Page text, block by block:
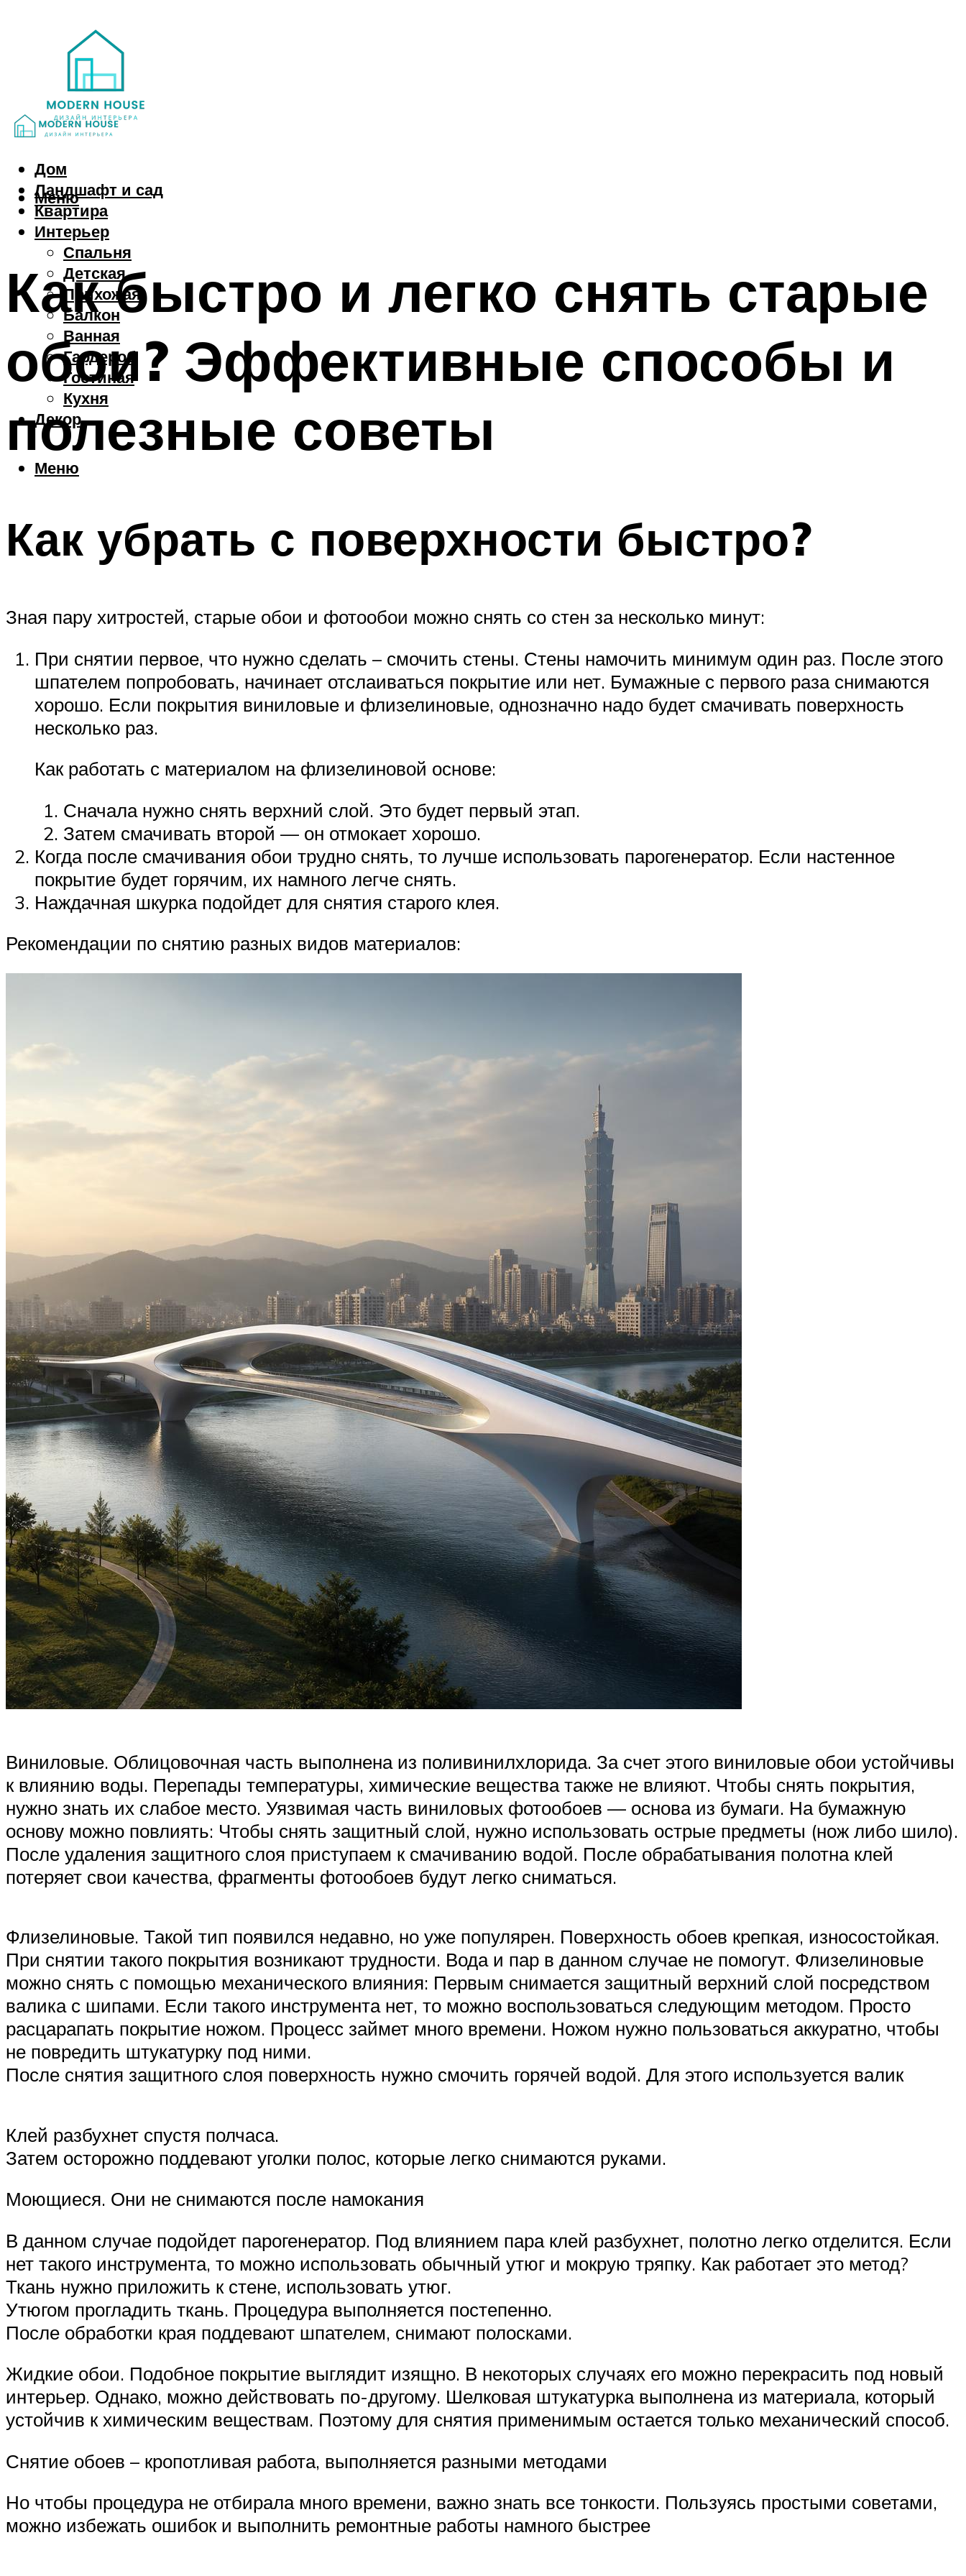
Дом
Ландшафт и сад
Квартира
Интерьер
Спальня
Детская
Прихожая
Балкон
Ванная
Гардероб
Гостиная
Кухня
Декор
Меню
Меню
Как быстро и легко снять старые
обои? Эффективные способы и
полезные советы
Как убрать с поверхности быстро?
Зная пару хитростей, старые обои и фотообои можно снять со стен за несколько минут:
При снятии первое, что нужно сделать – смочить стены. Стены намочить минимум один раз. После этого
шпателем попробовать, начинает отслаиваться покрытие или нет. Бумажные с первого раза снимаются
хорошо. Если покрытия виниловые и флизелиновые, однозначно надо будет смачивать поверхность
несколько раз.
Как работать с материалом на флизелиновой основе:
Сначала нужно снять верхний слой. Это будет первый этап.
Затем смачивать второй — он отмокает хорошо.
Когда после смачивания обои трудно снять, то лучше использовать парогенератор. Если настенное
покрытие будет горячим, их намного легче снять.
Наждачная шкурка подойдет для снятия старого клея.
Рекомендации по снятию разных видов материалов:
Виниловые. Облицовочная часть выполнена из поливинилхлорида. За счет этого виниловые обои устойчивы
к влиянию воды. Перепады температуры, химические вещества также не влияют. Чтобы снять покрытия,
нужно знать их слабое место. Уязвимая часть виниловых фотообоев — основа из бумаги. На бумажную
основу можно повлиять: Чтобы снять защитный слой, нужно использовать острые предметы (нож либо шило).
После удаления защитного слоя приступаем к смачиванию водой. После обрабатывания полотна клей
потеряет свои качества, фрагменты фотообоев будут легко сниматься.
Флизелиновые. Такой тип появился недавно, но уже популярен. Поверхность обоев крепкая, износостойкая.
При снятии такого покрытия возникают трудности. Вода и пар в данном случае не помогут. Флизелиновые
можно снять с помощью механического влияния: Первым снимается защитный верхний слой посредством
валика с шипами. Если такого инструмента нет, то можно воспользоваться следующим методом. Просто
расцарапать покрытие ножом. Процесс займет много времени. Ножом нужно пользоваться аккуратно, чтобы
не повредить штукатурку под ними.
После снятия защитного слоя поверхность нужно смочить горячей водой. Для этого используется валик
Клей разбухнет спустя полчаса.
Затем осторожно поддевают уголки полос, которые легко снимаются руками.
Моющиеся. Они не снимаются после намокания
В данном случае подойдет парогенератор. Под влиянием пара клей разбухнет, полотно легко отделится. Если
нет такого инструмента, то можно использовать обычный утюг и мокрую тряпку. Как работает это метод?
Ткань нужно приложить к стене, использовать утюг.
Утюгом прогладить ткань. Процедура выполняется постепенно.
После обработки края поддевают шпателем, снимают полосками.
Жидкие обои. Подобное покрытие выглядит изящно. В некоторых случаях его можно перекрасить под новый
интерьер. Однако, можно действовать по-другому. Шелковая штукатурка выполнена из материала, который
устойчив к химическим веществам. Поэтому для снятия применимым остается только механический способ.
Снятие обоев – кропотливая работа, выполняется разными методами
Но чтобы процедура не отбирала много времени, важно знать все тонкости. Пользуясь простыми советами,
можно избежать ошибок и выполнить ремонтные работы намного быстрее